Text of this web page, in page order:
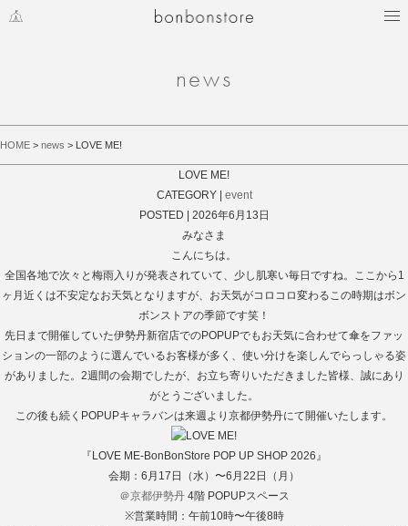
news
HOME > news > LOVE ME!
LOVE ME!
CATEGORY | event
POSTED | 2026年6月13日
みなさま
こんにちは。
全国各地で次々と梅雨入りが発表されていて、少し肌寒い毎日ですね。ここから1
ヶ月近くは不安定なお天気となりますが、お天気がコロコロ変わるこの時期はボン
ボンストアの季節です笑！
先日まで開催していた伊勢丹新宿店でのPOPUPでもお天気に合わせて傘をファッ
ションの一部のように選んでいるお客様が多く、使い分けを楽しんでらっしゃる姿
がありました。2週間の会期でしたが、お立ち寄りいただきました皆様、誠にあり
がとうございました。
この後も続くPOPUPキャラバンは来週より京都伊勢丹にて開催いたします。
『LOVE ME-BonBonStore POP UP SHOP 2026』
会期：6月17日（水）〜6月22日（月）
＠京都伊勢丹 4階 POPUPスペース
※営業時間：午前10時〜午後8時